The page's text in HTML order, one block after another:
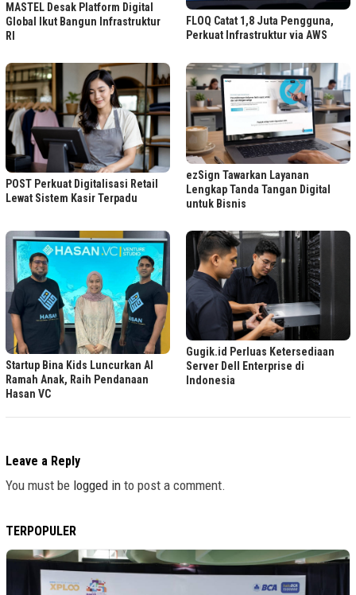
MASTEL Desak Platform Digital
Global Ikut Bangun Infrastruktur
RI
FLOQ Catat 1,8 Juta Pengguna,
Perkuat Infrastruktur via AWS
POST Perkuat Digitalisasi Retail
Lewat Sistem Kasir Terpadu
ezSign Tawarkan Layanan
Lengkap Tanda Tangan Digital
untuk Bisnis
Startup Bina Kids Luncurkan AI
Ramah Anak, Raih Pendanaan
Hasan VC
Gugik.id Perluas Ketersediaan
Server Dell Enterprise di
Indonesia
Leave a Reply
You must be logged in to post a comment.
TERPOPULER